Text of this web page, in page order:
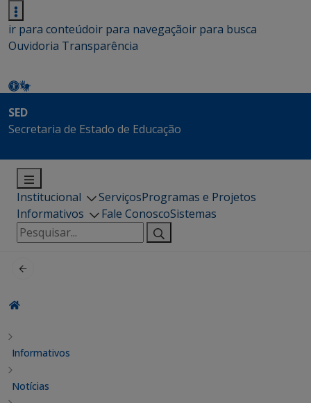
ir para conteúdoir para navegaçãoir para busca
Ouvidoria Transparência
SED
Secretaria de Estado de Educação
Institucional ServiçosProgramas e Projetos
Informativos
Fale ConoscoSistemas
Pesquisar
por:
Informativos
Notícias